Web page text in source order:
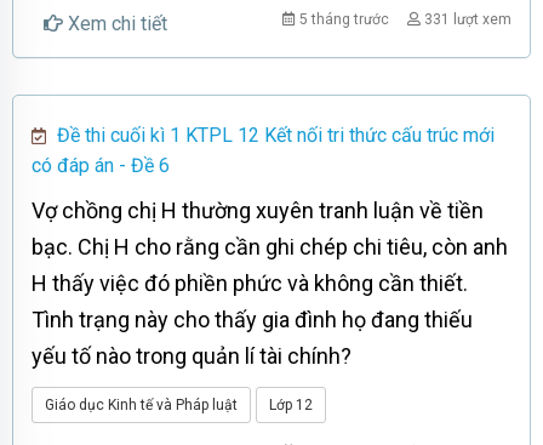
Xem chi tiết 331 lượt xem
5 tháng trước
Đề thi cuối kì 1 KTPL 12 Kết nối tri thức cấu trúc mới
có đáp án - Đề 6
Vợ chồng chị H thường xuyên tranh luận về tiền
bạc. Chị H cho rằng cần ghi chép chi tiêu, còn anh
H thấy việc đó phiền phức và không cần thiết.
Tình trạng này cho thấy gia đình họ đang thiếu
yếu tố nào trong quản lí tài chính?
Giáo dục Kinh tế và Pháp luật Lớp 12